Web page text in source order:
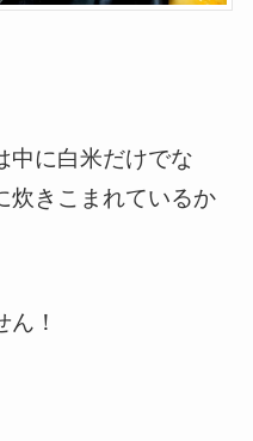
中に白米だけでな
炊きこまれているか
！